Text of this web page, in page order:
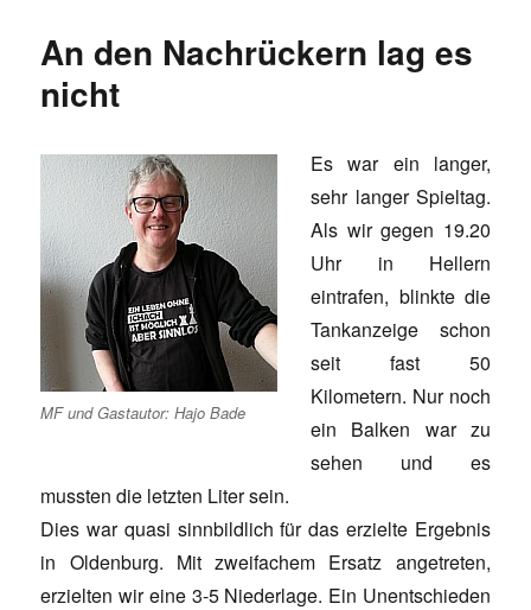
An den Nachrückern lag es
nicht
MF und Gastautor: Hajo Bade
Es war ein langer,
sehr langer Spieltag.
Als wir gegen 19.20
Uhr in Hellern
eintrafen, blinkte die
Tankanzeige schon
seit fast 50
Kilometern. Nur noch
ein Balken war zu
sehen und es
mussten die letzten Liter sein.
Dies war quasi sinnbildlich für das erzielte Ergebnis
in Oldenburg. Mit zweifachem Ersatz angetreten,
erzielten wir eine 3-5 Niederlage. Ein Unentschieden